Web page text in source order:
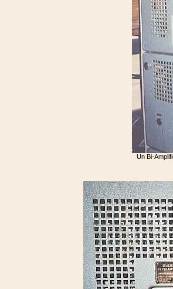
Un Bi-